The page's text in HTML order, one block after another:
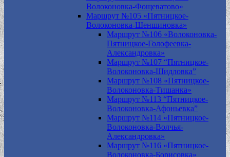
Волоконовка-Фощеватово»
Маршрут №105 «Пятницкое-
Волоконовка-Шеншиновка»
Маршрут №106 «Волоконовка-
Пятницкое-Голофеевка-
Александровка»
Маршрут №107 “Пятницкое-
Волоконовка-Шидловка”
Маршрут №108 «Пятницкое-
Волоконовка-Тишанка»
Маршрут №113 “Пятницкое-
Волоконовка-Афоньевка”
Маршрут №114 «Пятницкое-
Волоконовка-Волчья-
Александровка»
Маршрут №116 «Пятницкое-
Волоконовка-Борисовка»